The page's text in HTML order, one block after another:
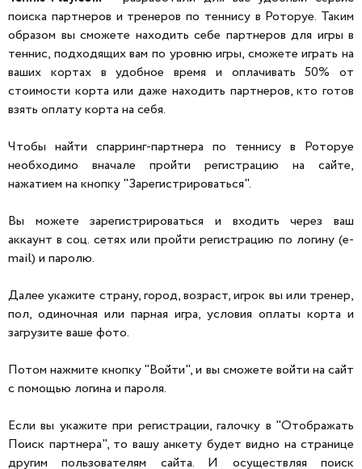
поиска партнеров и тренеров по теннису в Роторуе. Таким
образом вы сможете находить себе партнеров для игры в
теннис, подходящих вам по уровню игры, сможете играть на
ваших кортах в удобное время и оплачивать 50% от
стоимости корта или даже находить партнеров, кто готов
взять оплату корта на себя.
Чтобы найти спарринг-партнера по теннису в Роторуе
необходимо вначале пройти регистрацию на сайте,
нажатием на кнопку "Зарегистрироваться".
Вы можете зарегистрироваться и входить через ваш
аккаунт в соц. сетях или пройти регистрацию по логину (e-
mail) и паролю.
Далее укажите страну, город, возраст, игрок вы или тренер,
пол, одиночная или парная игра, условия оплаты корта и
загрузите ваше фото.
Потом нажмите кнопку "Войти", и вы сможете войти на сайт
с помощью логина и пароля.
Если вы укажите при регистрации, галочку в "Отображать
Поиск партнера", то вашу анкету будет видно на странице
другим пользователям сайта. И осуществляя поиск